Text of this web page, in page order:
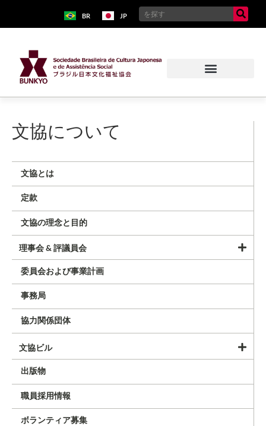
BR JP
文協について
文協とは
定款
文協の理念と目的
理事会 & 評議員会
委員会および事業計画
事務局
協力関係団体
文協ビル
出版物
職員採用情報
ボランティア募集